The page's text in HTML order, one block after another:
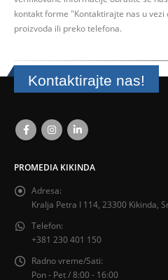
kontakt forme "Kontaktirajte nas u
proizvoda ili preko telefona.
Kontaktirajte nas!
PROMEDIA KIKINDA
Adresa:
Kralja Petra I 114, 23300 Kikinda,
Telefon:
+381 230 401 150
Radno vreme/Sati:
Pon - Pet / 8:00 - 16:00